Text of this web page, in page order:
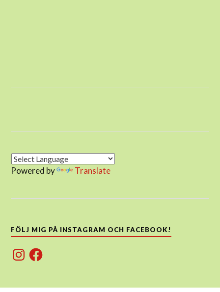
Powered by Translate
FÖLJ MIG PÅ INSTAGRAM OCH FACEBOOK!
InstagramFacebook